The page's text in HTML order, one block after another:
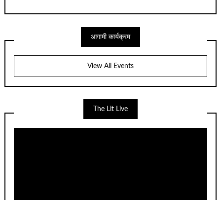
आगामी कार्यक्रम
View All Events
The Lit Live